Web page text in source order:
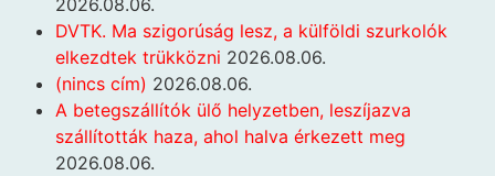
2026.08.06.
DVTK. Ma szigorúság lesz, a külföldi szurkolók
elkezdtek trükközni 2026.08.06.
(nincs cím) 2026.08.06.
A betegszállítók ülő helyzetben, leszíjazva
szállították haza, ahol halva érkezett meg
2026.08.06.